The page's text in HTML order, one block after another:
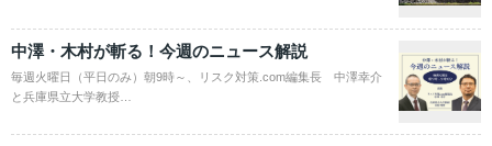
中澤・木村が斬る！今週のニュース解説
毎週火曜日（平日のみ）朝9時～、リスク対策.com編集長 中澤幸介
と兵庫県立大学教授…